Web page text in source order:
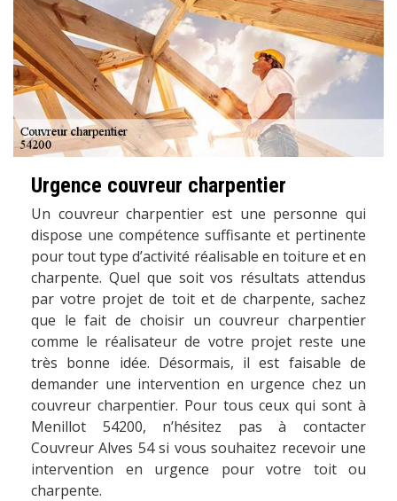
Urgence couvreur charpentier
Un couvreur charpentier est une personne qui
dispose une compétence suffisante et pertinente
pour tout type d’activité réalisable en toiture et en
charpente. Quel que soit vos résultats attendus
par votre projet de toit et de charpente, sachez
que le fait de choisir un couvreur charpentier
comme le réalisateur de votre projet reste une
très bonne idée. Désormais, il est faisable de
demander une intervention en urgence chez un
couvreur charpentier. Pour tous ceux qui sont à
Menillot 54200, n’hésitez pas à contacter
Couvreur Alves 54 si vous souhaitez recevoir une
intervention en urgence pour votre toit ou
charpente.